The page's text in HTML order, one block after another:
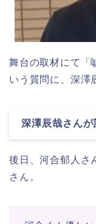
舞台の取材にて「
いう質問に、深澤
深澤辰哉さん
後日、河合郁人さ
さん。